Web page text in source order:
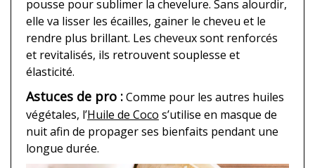
pousse pour sublimer la chevelure. Sans alourdir,
elle va lisser les écailles, gainer le cheveu et le
rendre plus brillant. Les cheveux sont renforcés
et revitalisés, ils retrouvent souplesse et
élasticité.
Astuces de pro :Comme pour les autres huiles
végétales, l’Huile de Coco s’utilise en masque de
nuit afin de propager ses bienfaits pendant une
longue durée.